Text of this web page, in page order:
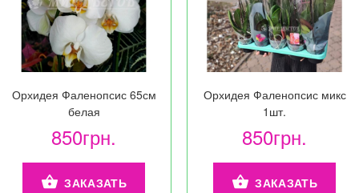
Орхидея Фаленопсис 65см
белая
850грн.
ЗАКАЗАТЬ
Орхидея Фаленопсис микс
1шт.
850грн.
ЗАКАЗАТЬ